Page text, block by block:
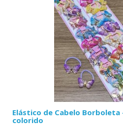
Elástico de Cabelo Borboleta
colorido